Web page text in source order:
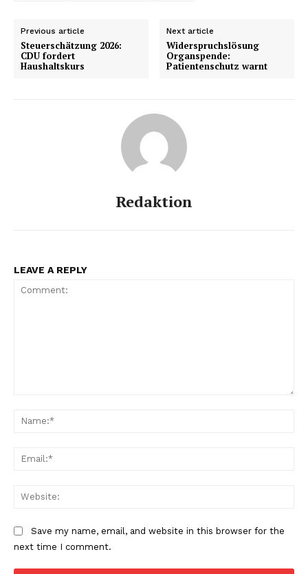
Previous article
Steuerschätzung 2026:
CDU fordert
Haushaltskurs
Next article
Widerspruchslösung
Organspende:
Patientenschutz warnt
Redaktion
LEAVE A REPLY
Save my name, email, and website in this browser for the
next time I comment.